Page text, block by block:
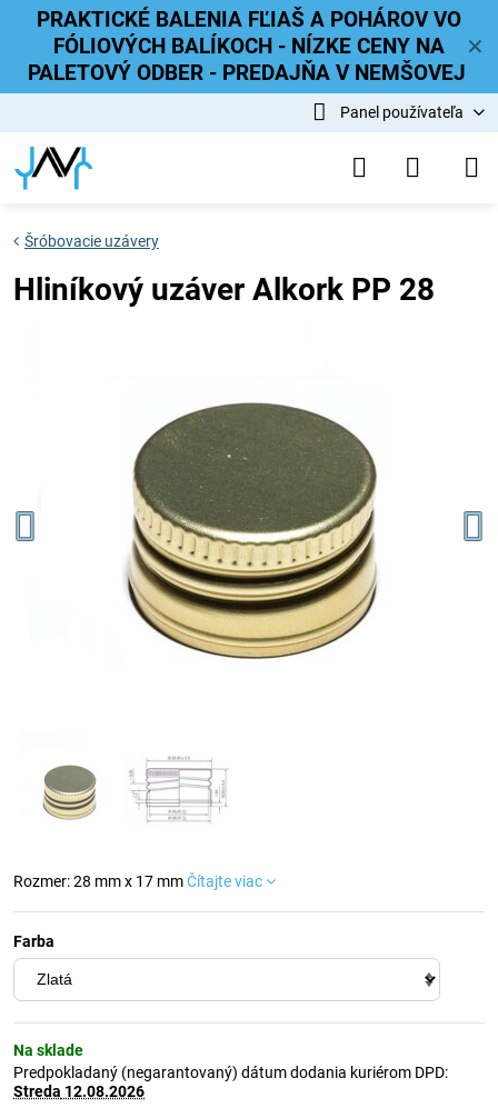
✕
PRAKTICKÉ BALENIA FĽIAŠ A POHÁROV VO
FÓLIOVÝCH BALÍKOCH - NÍZKE CENY NA
PALETOVÝ ODBER - PREDAJŇA V NEMŠOVEJ
Panel používateľa
Šróbovacie uzávery
Hliníkový uzáver Alkork PP 28
Rozmer: 28 mm x 17 mmČítajte viac
Farba
Na sklade
Predpokladaný (negarantovaný) dátum dodania kuriérom DPD:
Streda 12.08.2026